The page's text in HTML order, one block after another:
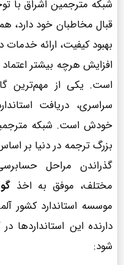
شبکه مترجمین اشراق با
قبال مخاطبان خود دارد،
بهبود کیفیت، ارائه خدمات
افزایش هرچه بیشتر
است. یکی از مهم‌ترین
سراسری، دریافت
خودش است. شبکه
بزرگ ترجمه در دنیا بر
گذراندن مراحل
مختلف، موفق به اخذ
موسسه استاندارد کشور
دارنده این استانداردها
شود: